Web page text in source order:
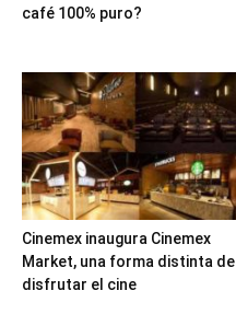
café 100% puro?
Cinemex inaugura Cinemex
Market, una forma distinta de
disfrutar el cine